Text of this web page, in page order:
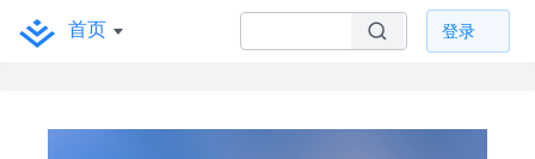
首页 登录